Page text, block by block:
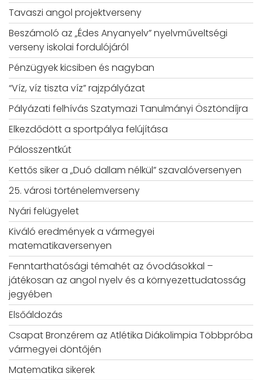
Tavaszi angol projektverseny
Beszámoló az „Édes Anyanyelv” nyelvműveltségi
verseny iskolai fordulójáról
Pénzügyek kicsiben és nagyban
“Víz, víz tiszta víz” rajzpályázat
Pályázati felhívás Szatymazi Tanulmányi Ösztöndíjra
Elkezdődött a sportpálya felújítása
Pálosszentkút
Kettős siker a „Duó dallam nélkül” szavalóversenyen
25. városi történelemverseny
Nyári felügyelet
Kiváló eredmények a vármegyei
matematikaversenyen
Fenntarthatósági témahét az óvodásokkal –
játékosan az angol nyelv és a környezettudatosság
jegyében
Elsőáldozás
Csapat Bronzérem az Atlétika Diákolimpia Többpróba
vármegyei döntőjén
Matematika sikerek